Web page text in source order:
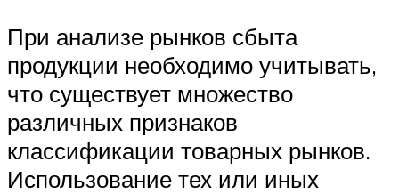
При анализе рынков сбыта
продукции необходимо учитывать,
что существует множество
различных признаков
классификации товарных рынков.
Использование тех или иных